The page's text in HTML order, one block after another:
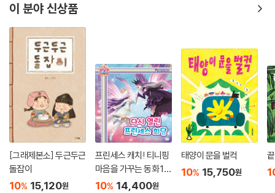
이 분야 신상품
[그래제본소] 두근두근
돌잡이
10% 15,120원
프린세스 캐치! 티니핑
마음을 가꾸는 동화 10
: 다시 열린 프린세스 회
10% 14,400원
태양이 문을 벌컥
10% 15,750원